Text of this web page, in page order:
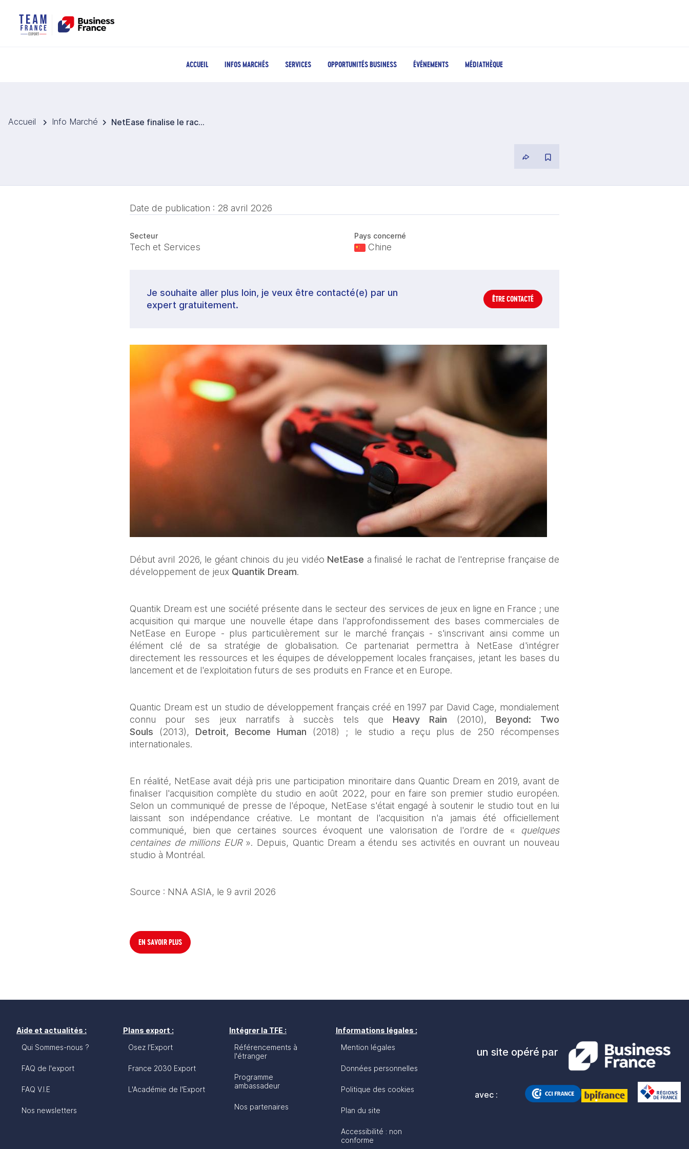
ACCUEIL INFOS MARCHÉS SERVICES OPPORTUNITÉS BUSINESS ÉVÉNEMENTS MÉDIATHÈQUE
Accueil Info Marché NetEase finalise le rachat du français Quantik Dream et renforce son ancrage européen
Date de publication : 28 avril 2026
Secteur
Tech et Services
Pays concerné
Chine
Je souhaite aller plus loin, je veux être contacté(e) par un
expert gratuitement.
ÊTRE CONTACTÉ
Début avril 2026, le géant chinois du jeu vidéo NetEase a finalisé le rachat de l'entreprise française de
développement de jeux Quantik Dream.
Quantik Dream est une société présente dans le secteur des services de jeux en ligne en France ; une
acquisition qui marque une nouvelle étape dans l'approfondissement des bases commerciales de
NetEase en Europe - plus particulièrement sur le marché français - s'inscrivant ainsi comme un
élément clé de sa stratégie de globalisation. Ce partenariat permettra à NetEase d'intégrer
directement les ressources et les équipes de développement locales françaises, jetant les bases du
lancement et de l'exploitation futurs de ses produits en France et en Europe.
Quantic Dream est un studio de développement français créé en 1997 par David Cage, mondialement
connu pour ses jeux narratifs à succès tels que Heavy Rain (2010), Beyond: Two
Souls (2013), Detroit, Become Human (2018) ; le studio a reçu plus de 250 récompenses
internationales.
En réalité, NetEase avait déjà pris une participation minoritaire dans Quantic Dream en 2019, avant de
finaliser l'acquisition complète du studio en août 2022, pour en faire son premier studio européen.
Selon un communiqué de presse de l'époque, NetEase s'était engagé à soutenir le studio tout en lui
laissant son indépendance créative. Le montant de l'acquisition n'a jamais été officiellement
communiqué, bien que certaines sources évoquent une valorisation de l'ordre de « quelques
centaines de millions EUR ». Depuis, Quantic Dream a étendu ses activités en ouvrant un nouveau
studio à Montréal.
Source : NNA ASIA, le 9 avril 2026
EN SAVOIR PLUS
Aide et actualités :
Qui Sommes-nous ?
FAQ de l'export
FAQ V.I.E
Nos newsletters
Plans export :
Osez l'Export
France 2030 Export
L'Académie de l'Export
Intégrer la TFE :
Référencements à
l'étranger
Programme
ambassadeur
Nos partenaires
Informations légales :
Mention légales
Données personnelles
Politique des cookies
Plan du site
Accessibilité : non
conforme
un site opéré par
avec :